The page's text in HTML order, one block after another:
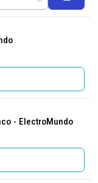
- ElectroMundo